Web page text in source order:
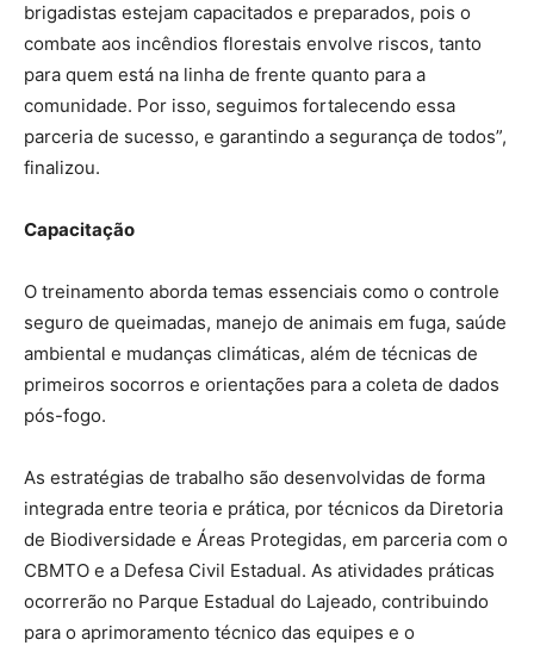
brigadistas estejam capacitados e preparados, pois o
combate aos incêndios florestais envolve riscos, tanto
para quem está na linha de frente quanto para a
comunidade. Por isso, seguimos fortalecendo essa
parceria de sucesso, e garantindo a segurança de todos”,
finalizou.
Capacitação
O treinamento aborda temas essenciais como o controle
seguro de queimadas, manejo de animais em fuga, saúde
ambiental e mudanças climáticas, além de técnicas de
primeiros socorros e orientações para a coleta de dados
pós-fogo.
As estratégias de trabalho são desenvolvidas de forma
integrada entre teoria e prática, por técnicos da Diretoria
de Biodiversidade e Áreas Protegidas, em parceria com o
CBMTO e a Defesa Civil Estadual. As atividades práticas
ocorrerão no Parque Estadual do Lajeado, contribuindo
para o aprimoramento técnico das equipes e o